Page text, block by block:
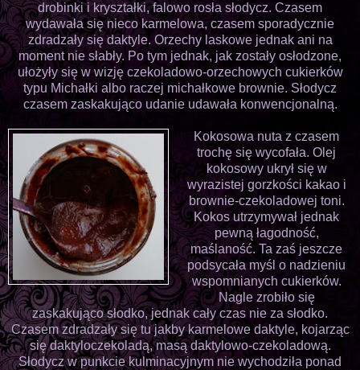
drobinki i kryształki, falowo rosła słodycz. Czasem
wydawała się nieco karmelowa, czasem sporadycznie
zdradzały się daktyle. Orzechy laskowe jednak ani na
moment nie słabły. Po tym jednak, jak zostały osłodzone,
ułożyły się w wizję czekoladowo-orzechowych cukierków
typu Michałki albo raczej michałkowe brownie. Słodycz
czasem zaskakująco udanie udawała konwencjonalną.
Kokosowa nuta z czasem
trochę się wycofała. Olej
kokosowy ukrył się w
wyrazistej gorzkości kakao i
brownie-czekoladowej toni.
Kokos utrzymywał jednak
pewną łagodność,
maślaność. Ta zaś jeszcze
podsycała myśl o nadzieniu
wspomnianych cukierków.
Nagle zrobiło się
zaskakująco słodko, jednak cały czas nie za słodko.
Czasem zdradzały się tu jakby karmelowe daktyle, kojarząc
się daktyloczekoladą, masą daktylowo-czekoladową.
Słodycz w punkcie kulminacyjnym nie wychodziła ponad